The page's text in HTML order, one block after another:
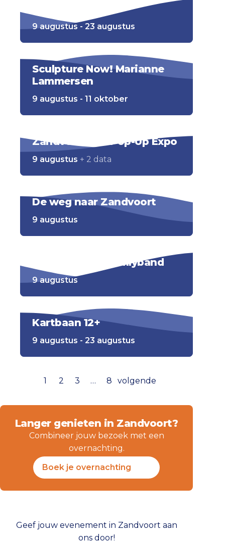
9 augustus - 23 augustus
Sculpture Now! Marianne
Lammersen
9 augustus - 11 oktober
Zandvoort Art Pop-Up Expo
9 augustus + 2 data
De weg naar Zandvoort
9 augustus
Dalton4 | Rockabillyband
9 augustus
Kartbaan 12+
9 augustus - 23 augustus
1 2 3 … 8 volgende
Langer genieten in Zandvoort?
Combineer jouw bezoek met een
overnachting.
Boek je overnachting
Geef jouw evenement in Zandvoort aan
ons door!